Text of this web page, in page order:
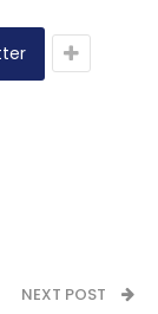
NEXT POST